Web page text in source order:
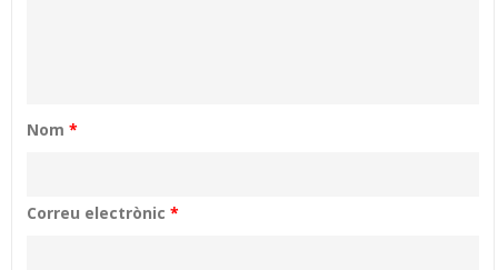
Nom *
Correu electrònic *